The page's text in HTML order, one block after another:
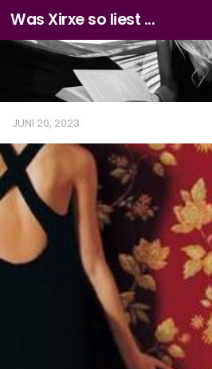
Zum Inhalt springen
Was Xirxe so liest ...
JUNI 20, 2023